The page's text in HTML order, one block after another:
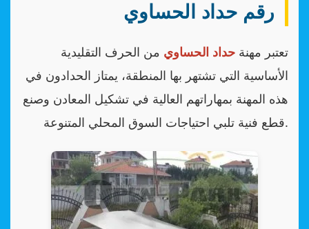
رقم حداد الحساوي
تعتبر مهنة حداد الحساوي من الحرف التقليدية
الأساسية التي تشتهر بها المنطقة، يمتاز الحدادون في
هذه المهنة بمهاراتهم العالية في تشكيل المعادن وصنع
قطع فنية تلبي احتياجات السوق المحلي المتنوعة.